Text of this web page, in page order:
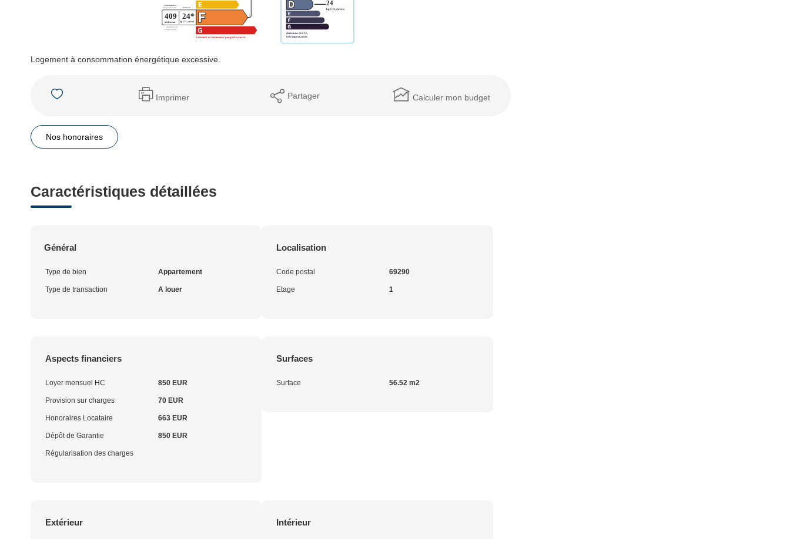
Logement à consommation énergétique excessive.
Imprimer Partager Calculer mon budget
Nos honoraires
Caractéristiques détaillées
Général
Type de bien Appartement
Type de transaction A louer
Localisation
Code postal 69290
Etage 1
Aspects financiers
Loyer mensuel HC 850 EUR
Provision sur charges 70 EUR
Honoraires Locataire 663 EUR
Dépôt de Garantie 850 EUR
Régularisation des charges
Surfaces
Surface 56.52 m2
Extérieur Intérieur